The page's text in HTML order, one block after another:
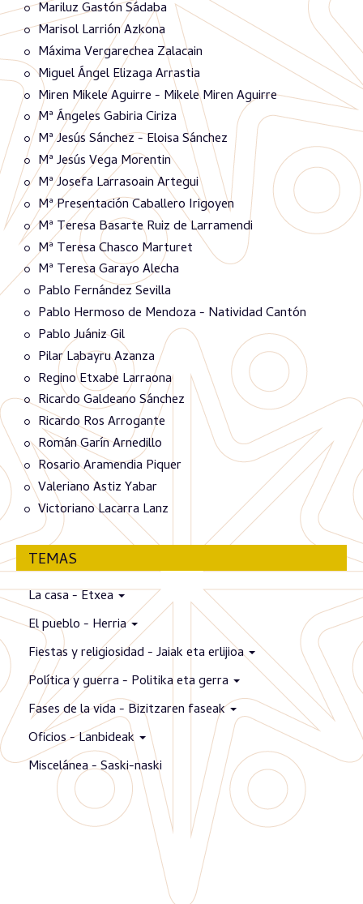
Mariluz Gastón Sádaba
Marisol Larrión Azkona
Máxima Vergarechea Zalacain
Miguel Ángel Elizaga Arrastia
Miren Mikele Aguirre - Mikele Miren Aguirre
Mª Ángeles Gabiria Ciriza
Mª Jesús Sánchez - Eloisa Sánchez
Mª Jesús Vega Morentin
Mª Josefa Larrasoain Artegui
Mª Presentación Caballero Irigoyen
Mª Teresa Basarte Ruiz de Larramendi
Mª Teresa Chasco Marturet
Mª Teresa Garayo Alecha
Pablo Fernández Sevilla
Pablo Hermoso de Mendoza - Natividad Cantón
Pablo Juániz Gil
Pilar Labayru Azanza
Regino Etxabe Larraona
Ricardo Galdeano Sánchez
Ricardo Ros Arrogante
Román Garín Arnedillo
Rosario Aramendia Piquer
Valeriano Astiz Yabar
Victoriano Lacarra Lanz
TEMAS
La casa - Etxea
El pueblo - Herria
Fiestas y religiosidad - Jaiak eta erlijioa
Política y guerra - Politika eta gerra
Fases de la vida - Bizitzaren faseak
Oficios - Lanbideak
Miscelánea - Saski-naski